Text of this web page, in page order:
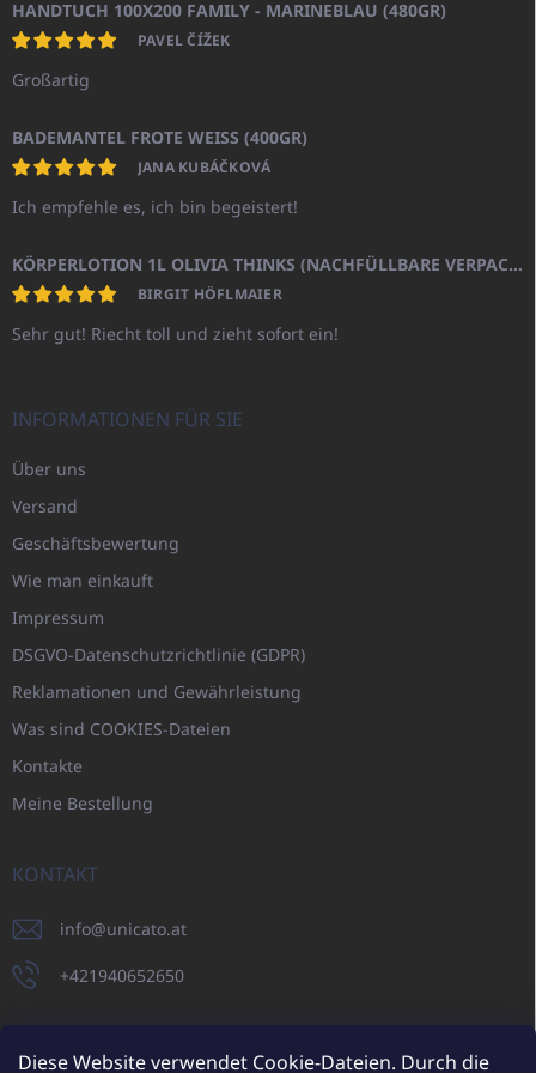
Diese Website verwendet Cookie-Dateien. Durch die
HANDTUCH 100X200 FAMILY - MARINEBLAU (480GR)
PAVEL ČÍŽEK
Großartig
BADEMANTEL FROTE WEISS (400GR)
JANA KUBÁČKOVÁ
Ich empfehle es, ich bin begeistert!
KÖRPERLOTION 1L OLIVIA THINKS (NACHFÜLLBARE VERPACKUNG)
BIRGIT HÖFLMAIER
Sehr gut! Riecht toll und zieht sofort ein!
INFORMATIONEN FÜR SIE
Über uns
Versand
Geschäftsbewertung
Wie man einkauft
Impressum
DSGVO-Datenschutzrichtlinie (GDPR)
Reklamationen und Gewährleistung
Was sind COOKIES-Dateien
Kontakte
Meine Bestellung
KONTAKT
info@unicato.at
+421940652650